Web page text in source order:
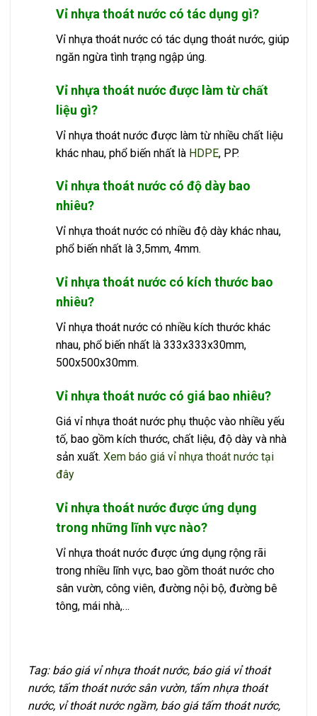
Vỉ nhựa thoát nước có tác dụng gì?
Vỉ nhựa thoát nước có tác dụng thoát nước, giúp
ngăn ngừa tình trạng ngập úng.
Vỉ nhựa thoát nước được làm từ chất
liệu gì?
Vỉ nhựa thoát nước được làm từ nhiều chất liệu
khác nhau, phổ biến nhất là HDPE, PP.
Vỉ nhựa thoát nước có độ dày bao
nhiêu?
Vỉ nhựa thoát nước có nhiều độ dày khác nhau,
phổ biến nhất là 3,5mm, 4mm.
Vỉ nhựa thoát nước có kích thước bao
nhiêu?
Vỉ nhựa thoát nước có nhiều kích thước khác
nhau, phổ biến nhất là 333x333x30mm,
500x500x30mm.
Vỉ nhựa thoát nước có giá bao nhiêu?
Giá vỉ nhựa thoát nước phụ thuộc vào nhiều yếu
tố, bao gồm kích thước, chất liệu, độ dày và nhà
sản xuất. Xem báo giá vỉ nhựa thoát nước tại
đây
Vỉ nhựa thoát nước được ứng dụng
trong những lĩnh vực nào?
Vỉ nhựa thoát nước được ứng dụng rộng rãi
trong nhiều lĩnh vực, bao gồm thoát nước cho
sân vườn, công viên, đường nội bộ, đường bê
tông, mái nhà,…
Tag: báo giá vỉ nhựa thoát nước, báo giá vỉ thoát
nước, tấm thoát nước sân vườn, tấm nhựa thoát
nước, vỉ thoát nước ngầm, báo giá tấm thoát nước,